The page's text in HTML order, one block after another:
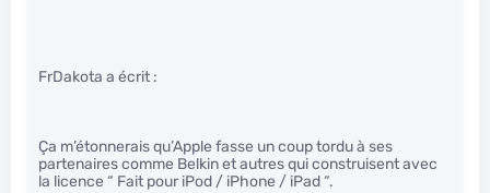
FrDakota a écrit :
Ça m’étonnerais qu’Apple fasse un coup tordu à ses
partenaires comme Belkin et autres qui construisent avec
la licence “ Fait pour iPod / iPhone / iPad “.